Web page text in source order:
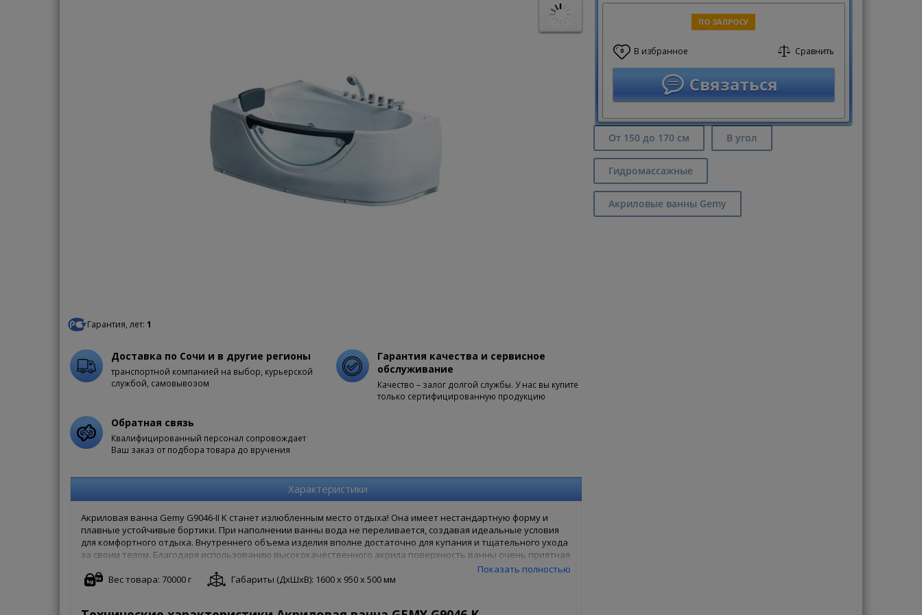
Гарантия, лет: 1
ПО ЗАПРОСУ
0 В избранное Сравнить
Связаться
От 150 до 170 см В угол
Гидромассажные
Акриловые ванны Gemy
Доставка по Сочи и в другие регионы
транспортной компанией на выбор, курьерской
службой, самовывозом
Гарантия качества и сервисное
обслуживание
Качество – залог долгой службы. У нас вы купите
только сертифицированную продукцию
Обратная связь
Квалифицированный персонал сопровождает
Ваш заказ от подбора товара до вручения
Характеристики
Акриловая ванна Gemy G9046-II K станет излюбленным место отдыха! Она имеет нестандартную форму и
плавные устойчивые бортики. При наполнении ванны вода не переливается, создавая идеальные условия
для комфортного отдыха. Внутреннего объема изделия вполне достаточно для купания и тщательного ухода
за своим телом. Благодаря использованию высококачественного акрила поверхность ванны очень приятная
на ощупь – она заставляет пользователя забыть о будничных заботах. Ванна сохранит свой блеск и не
потемнеет даже после долгих лет эксплуатации, порадует простотой ухода и гигиеничностью. Компания
Показать полностью
Вес товара: 70000 г
Габариты (ДxШxВ): 1600 x 950 x 500 мм